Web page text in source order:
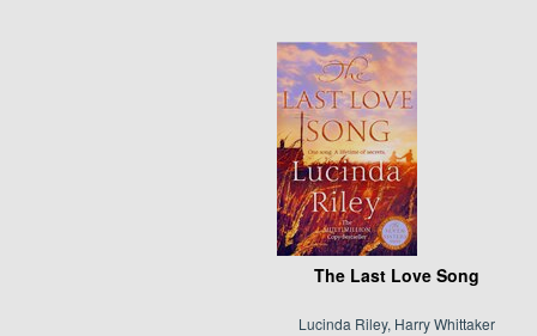
The Last Love Song
Lucinda Riley, Harry Whittaker